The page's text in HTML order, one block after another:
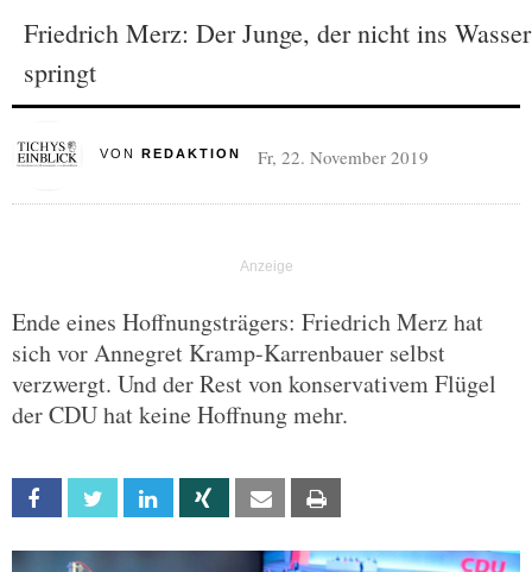
Friedrich Merz: Der Junge, der nicht ins Wasser
springt
VON REDAKTION Fr, 22. November 2019
Ende eines Hoffnungsträgers: Friedrich Merz hat
sich vor Annegret Kramp-Karrenbauer selbst
verzwergt. Und der Rest von konservativem Flügel
der CDU hat keine Hoffnung mehr.
Facebook Twitter Linkedin Xing Email